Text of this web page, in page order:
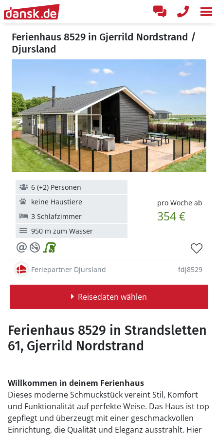
Ferienhaus 8529 in Gjerrild Nordstrand /
Djursland
pro Woche ab
354 €
6 (+2) Personen
keine Haustiere
3 Schlafzimmer
950 m zum Wasser
Feriepartner Djursland fdj8529
Reisedaten wählen
Ferienhaus 8529 in Strandsletten
61, Gjerrild Nordstrand
Willkommen in deinem Ferienhaus
Dieses moderne Schmuckstück vereint Stil, Komfort
und Funktionalität auf perfekte Weise. Das Haus ist top
gepflegt und überzeugt mit einer geschmackvollen
Einrichtung, die Qualität und Eleganz ausstrahlt. Hier